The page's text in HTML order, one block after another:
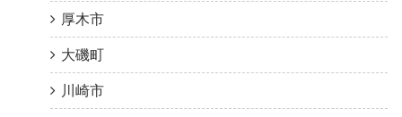
厚木市
大磯町
川崎市